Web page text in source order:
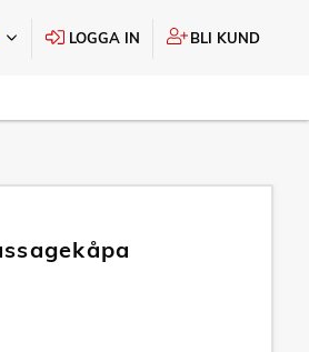
LOGGA IN BLI KUND